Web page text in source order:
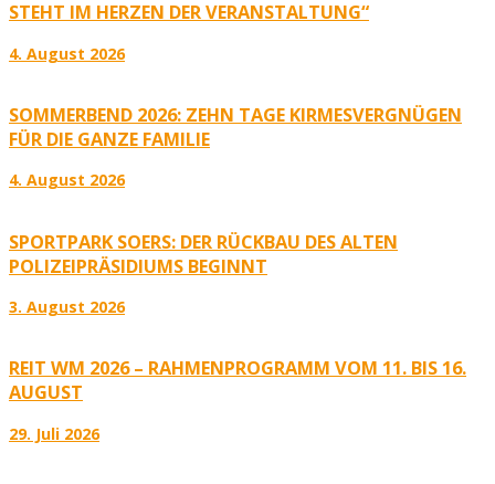
STEHT IM HERZEN DER VERANSTALTUNG“
4. August 2026
SOMMERBEND 2026: ZEHN TAGE KIRMESVERGNÜGEN
FÜR DIE GANZE FAMILIE
4. August 2026
SPORTPARK SOERS: DER RÜCKBAU DES ALTEN
POLIZEIPRÄSIDIUMS BEGINNT
3. August 2026
REIT WM 2026 – RAHMENPROGRAMM VOM 11. BIS 16.
AUGUST
29. Juli 2026